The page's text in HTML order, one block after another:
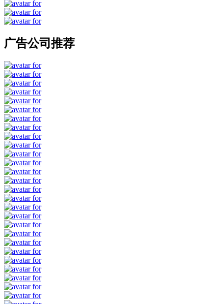
广告公司推荐